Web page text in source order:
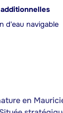
d'eau navigable
en